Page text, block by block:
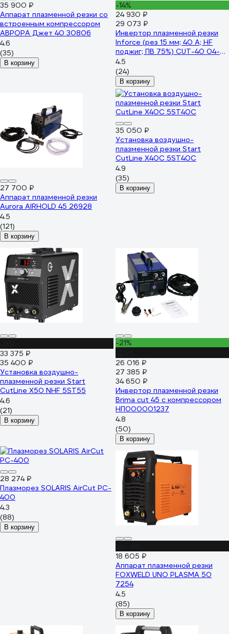
35 900 ₽
Аппарат плазменной резки со
встроенным компрессором
АВРОРА Джет 40 30806
4.6
(35)
В корзину
-14%
24 930 ₽
29 073 ₽
Инвертор плазменной резки
Inforce (рез 15 мм; 40 А; HF
поджиг; ПВ 75%) CUT-40 04-
08-05
4.5
(24)
В корзину
27 700 ₽
Аппарат плазменной резки
Aurora AIRHOLD 45 26928
4.5
(121)
В корзину
35 050 ₽
Установка воздушно-
плазменной резки Start
CutLine X40C 5ST40С
4.9
(35)
В корзину
33 375 ₽
35 400 ₽
Установка воздушно-
плазменной резки Start
CutLine X50 NHF 5ST55
4.6
(21)
В корзину
-21%
26 016 ₽
27 385 ₽
34 650 ₽
Инвертор плазменной резки
Brima cut 45 с компрессором
НП000001237
4.8
(50)
В корзину
28 274 ₽
Плазморез SOLARIS AirCut PC-
400
4.3
(88)
В корзину
18 605 ₽
Аппарат плазменной резки
FOXWELD UNO PLASMA 50
7254
4.5
(85)
В корзину